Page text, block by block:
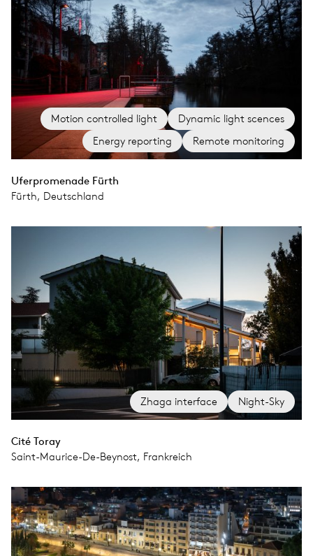
Energy reporting Remote monitoring
Motion controlled light Dynamic light scences
Uferpromenade Fürth
Fürth, Deutschland
Zhaga interface Night-Sky
Cité Toray
Saint-Maurice-De-Beynost, Frankreich